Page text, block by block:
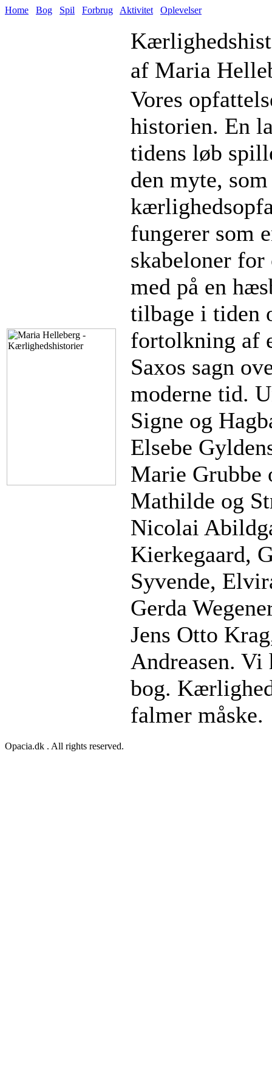
Home Bog Spil Forbrug Aktivitet Oplevelser
af Maria
Vores
historien. En
tidens løb
den myte,
fungerer som
skabeloner
med på en
tilbage i tiden
fortolkning af
Saxos sagn
moderne tid.
Signe og
Elsebe
Marie Grubbe
Mathilde og
Nicolai
Kierkegaard,
Syvende,
Gerda
Jens Otto
Andreasen.
bog.
falmer måske.
Opacia.dk . All rights reserved.